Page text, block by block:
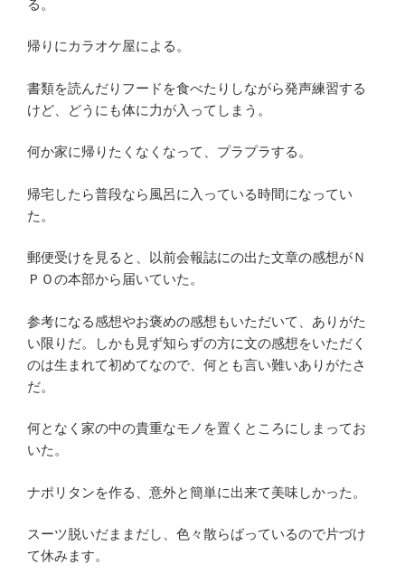
る。
帰りにカラオケ屋による。
書類を読んだりフードを食べたりしながら発声練習する
けど、どうにも体に力が入ってしまう。
何か家に帰りたくなくなって、プラプラする。
帰宅したら普段なら風呂に入っている時間になってい
た。
郵便受けを見ると、以前会報誌にの出た文章の感想がＮ
ＰＯの本部から届いていた。
参考になる感想やお褒めの感想もいただいて、ありがた
い限りだ。しかも見ず知らずの方に文の感想をいただく
のは生まれて初めてなので、何とも言い難いありがたさ
だ。
何となく家の中の貴重なモノを置くところにしまってお
いた。
ナポリタンを作る、意外と簡単に出来て美味しかった。
スーツ脱いだままだし、色々散らばっているので片づけ
て休みます。